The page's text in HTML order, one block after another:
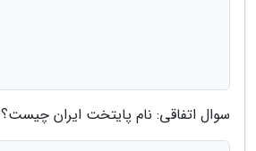
سوال اتفاقی: نام پایتخت ایران چیست؟